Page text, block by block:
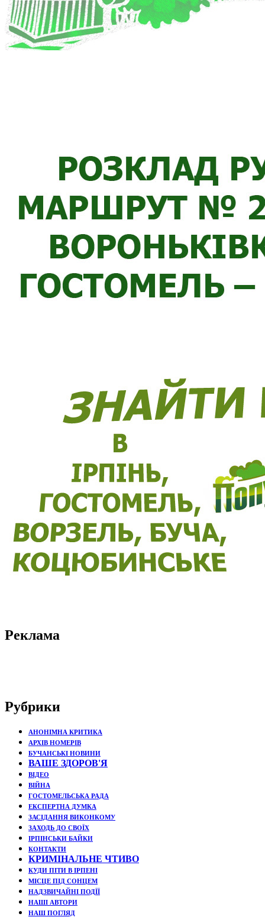
Реклама
Рубрики
АНОНІМНА КРИТИКА
АРХІВ НОМЕРІВ
БУЧАНСЬКІ НОВИНИ
ВАШЕ ЗДОРОВ'Я
ВІДЕО
ВІЙНА
ГОСТОМЕЛЬСЬКА РАДА
ЕКСПЕРТНА ДУМКА
ЗАСІДАННЯ ВИКОНКОМУ
ЗАХОДЬ ДО СВОЇХ
ІРПІНСЬКИ БАЙКИ
КОНТАКТИ
КРИМІНАЛЬНЕ ЧТИВО
КУДИ ПІТИ В ІРПЕНІ
МІСЦЕ ПІД СОНЦЕМ
НАДЗВИЧАЙНІ ПОДЇЇ
НАШІ АВТОРИ
НАШ ПОГЛЯД